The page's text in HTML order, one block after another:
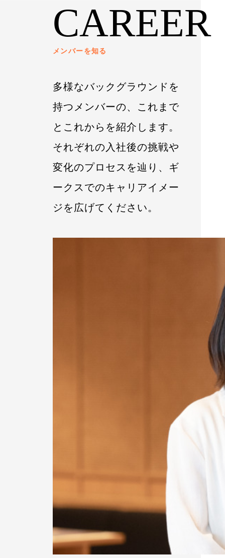
メンバーを知る
CAREER
多様なバックグラウンドを
持つメンバーの、これまで
とこれからを紹介します。
それぞれの入社後の挑戦や
変化のプロセスを辿り、ギ
ークスでのキャリアイメー
ジを広げてください。